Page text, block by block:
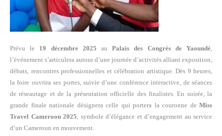
Prévu le 19 décembre 2025 auPalais des Congrès de Yaoundé
l’événement s’articulera autour d’une journée d’activités alliant exposition,
débats, rencontres professionnelles et célébration artistique. Dès 9 heures,
la foire ouvrira ses portes, suivie d’une conférence interactive, de séances
de réseautage et de la présentation officielle des finalistes. En soirée, la
grande finale nationale désignera celle qui portera la couronne de Miss
Travel Cameroon 2025 , symbole d’élégance et d’engagement au service
d’un Cameroun en mouvement.